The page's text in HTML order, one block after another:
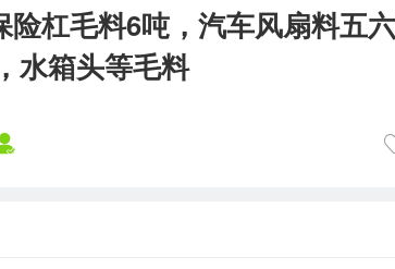
险杠毛料6吨，汽车风扇料五
水箱头等毛料